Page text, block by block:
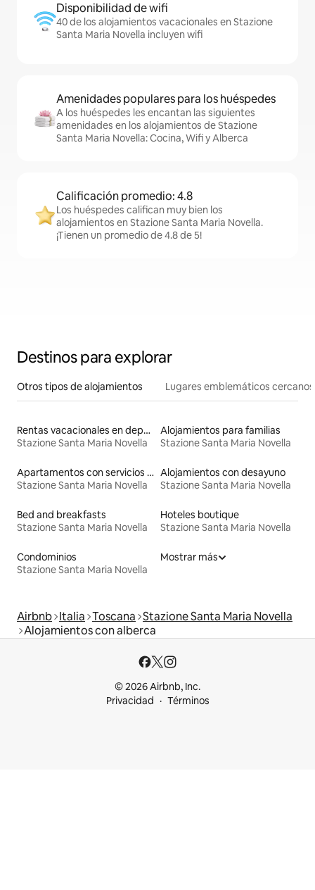
Disponibilidad de wifi
40 de los alojamientos vacacionales en Stazione
Santa Maria Novella incluyen wifi
Amenidades populares para los huéspedes
A los huéspedes les encantan las siguientes
amenidades en los alojamientos de Stazione
Santa Maria Novella: Cocina, Wifi y Alberca
Calificación promedio: 4.8
Los huéspedes califican muy bien los
alojamientos en Stazione Santa Maria Novella.
¡Tienen un promedio de 4.8 de 5!
Destinos para explorar
Otros tipos de alojamientos Lugares emblemáticos cercanos
Rentas vacacionales en departamentos con cama de altura accesible
Stazione Santa Maria Novella
Alojamientos para familias
Stazione Santa Maria Novella
Apartamentos con servicios incluidos vacacionales
Stazione Santa Maria Novella
Alojamientos con desayuno
Stazione Santa Maria Novella
Bed and breakfasts
Stazione Santa Maria Novella
Hoteles boutique
Stazione Santa Maria Novella
Condominios
Stazione Santa Maria Novella
Mostrar más
Airbnb Italia Toscana Stazione Santa Maria Novella
Alojamientos con alberca
© 2026 Airbnb, Inc.
Privacidad
Términos